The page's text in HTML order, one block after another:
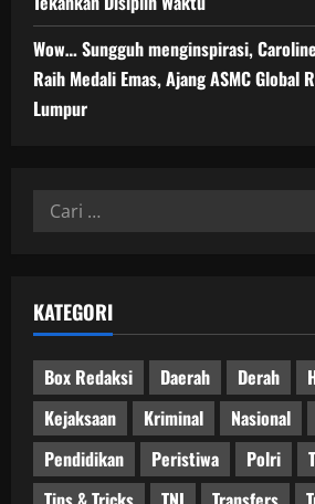
Wow… Sungguh menginspirasi,
Raih Medali Emas, Ajang ASMC Global
Lumpur
Cari
KATEGORI
Box Redaksi Daerah Derah
Kejaksaan
Kriminal Nasional
Pendidikan
Peristiwa Polri